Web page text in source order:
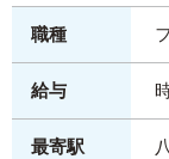
職種
給与
最寄駅